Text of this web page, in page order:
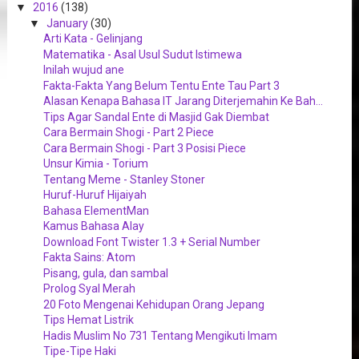
▼ 2016 (138)
▼ January(30)
Arti Kata - Gelinjang
Matematika - Asal Usul Sudut Istimewa
Inilah wujud ane
Fakta-Fakta Yang Belum Tentu Ente Tau Part 3
Alasan Kenapa Bahasa IT Jarang Diterjemahin Ke Bah...
Tips Agar Sandal Ente di Masjid Gak Diembat
Cara Bermain Shogi - Part 2 Piece
Cara Bermain Shogi - Part 3 Posisi Piece
Unsur Kimia - Torium
Tentang Meme - Stanley Stoner
Huruf-Huruf Hijaiyah
Bahasa ElementMan
Kamus Bahasa Alay
Download Font Twister 1.3 + Serial Number
Fakta Sains: Atom
Pisang, gula, dan sambal
Prolog Syal Merah
20 Foto Mengenai Kehidupan Orang Jepang
Tips Hemat Listrik
Hadis Muslim No 731 Tentang Mengikuti Imam
Tipe-Tipe Haki